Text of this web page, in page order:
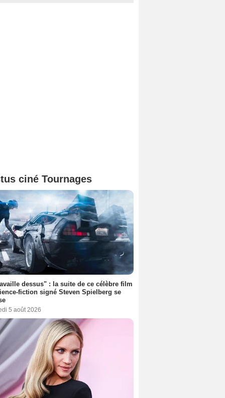
ciné Tournages
dessus" : la suite de ce célèbre film
fiction signé Steven Spielberg se
5 août 2026